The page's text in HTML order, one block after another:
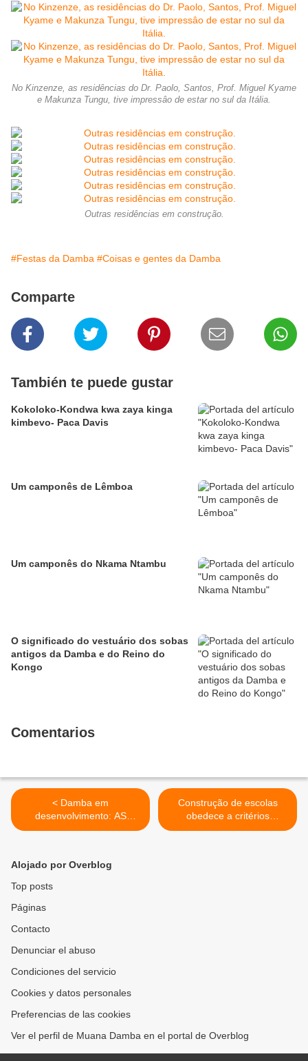
No Kinzenze, as residências do Dr. Paolo, Santos, Prof. Miguel Kyame
e Makunza Tungu, tive impressâo de estar no sul da Itália.
Outras residências em construção.
#Festas da Damba #Coisas e gentes da Damba
Comparte
También te puede gustar
Kokoloko-Kondwa kwa zaya kinga
kimbevo- Paca Davis
Um camponês de Lêmboa
Um camponês do Nkama Ntambu
O significado do vestuário dos sobas
antigos da Damba e do Reino do
Kongo
Comentarios
< Damba em
desenvolvimento: AS
CASAS SOCIAIS NO
Construção de escolas
obedece a critérios
universais >
Alojado por Overblog
Top posts
Páginas
Contacto
Denunciar el abuso
Condiciones del servicio
Cookies y datos personales
Preferencias de las cookies
Ver el perfil de Muana Damba en el portal de Overblog